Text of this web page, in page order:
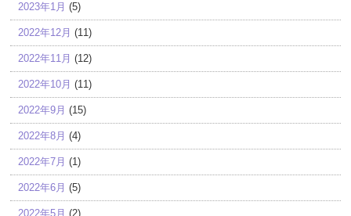
2023年1月 (5)
2022年12月 (11)
2022年11月 (12)
2022年10月 (11)
2022年9月 (15)
2022年8月 (4)
2022年7月 (1)
2022年6月 (5)
2022年5月 (2)